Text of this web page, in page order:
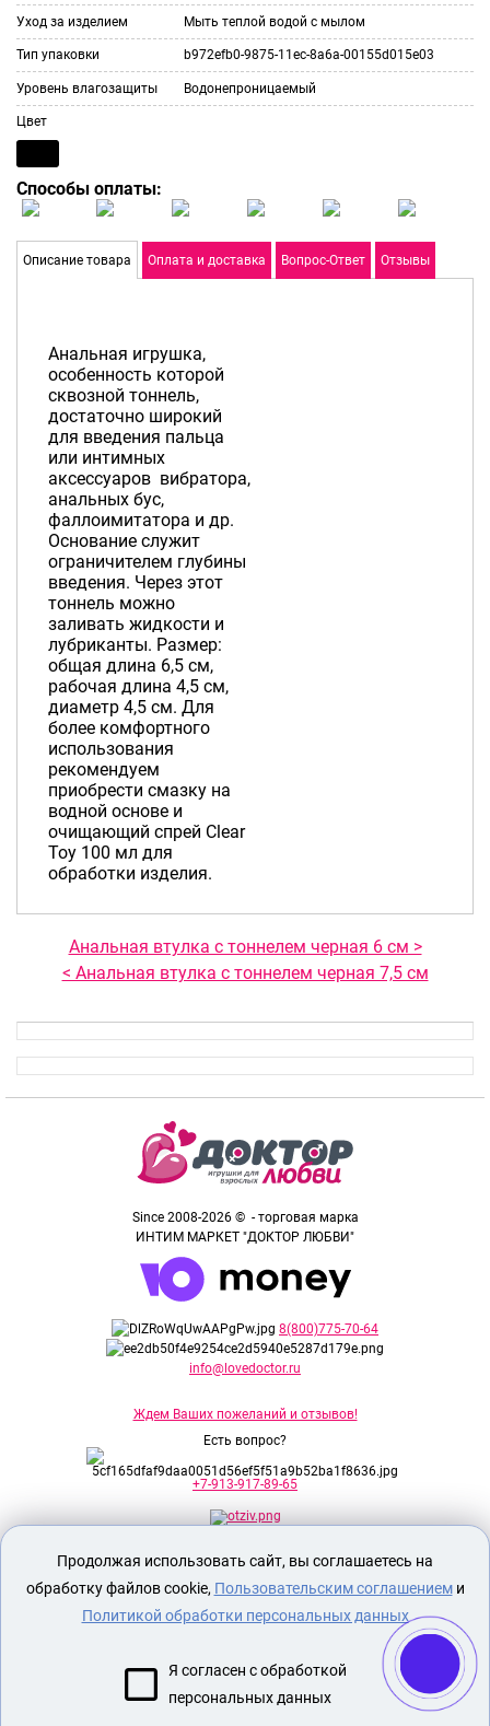
Уход за изделием Мыть теплой водой с мылом
Тип упаковки b972efb0-9875-11ec-8a6a-00155d015e03
Уровень влагозащиты Водонепроницаемый
Цвет
Способы оплаты:
Описание товара Оплата и доставка Вопрос-Ответ Отзывы
Анальная игрушка,
особенность которой
сквозной тоннель,
достаточно широкий
для введения пальца
или интимных
аксессуаров вибратора,
анальных бус,
фаллоимитатора и др.
Основание служит
ограничителем глубины
введения. Через этот
тоннель можно
заливать жидкости и
лубриканты. Размер:
общая длина 6,5 см,
рабочая длина 4,5 см,
диаметр 4,5 см. Для
более комфортного
использования
рекомендуем
приобрести смазку на
водной основе и
очищающий спрей Clear
Toy 100 мл для
обработки изделия.
Анальная втулка с тоннелем черная 6 см >
< Анальная втулка c тоннелем черная 7,5 см
Since 2008-2026 © - торговая марка
ИНТИМ МАРКЕТ "ДОКТОР ЛЮБВИ"
8(800)775-70-64
info@lovedoctor.ru
Ждем Ваших пожеланий и отзывов!
Есть вопрос?
+7-913-917-89-65
Секс шоп Доктор Любви предназначен
исключительно для лиц старше 18 лет!
Вся продукция имеет знак EAC
Евразийского соответствия.
Продолжая использовать сайт, вы соглашаетесь на
обработку файлов cookie, Пользовательским соглашениеми
Политикой обработки персональных данных
Я согласен с обработкой
персональных данных